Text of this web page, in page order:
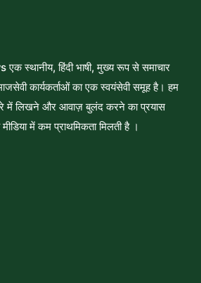
स्थानीय, हिंदी भाषी, मुख्य रूप से समाचार
कार्यकर्ताओं का एक स्वयंसेवी समूह है। हम
में लिखने और आवाज़ बुलंद करने का प्रयास
में कम प्राथमिकता मिलती है ।